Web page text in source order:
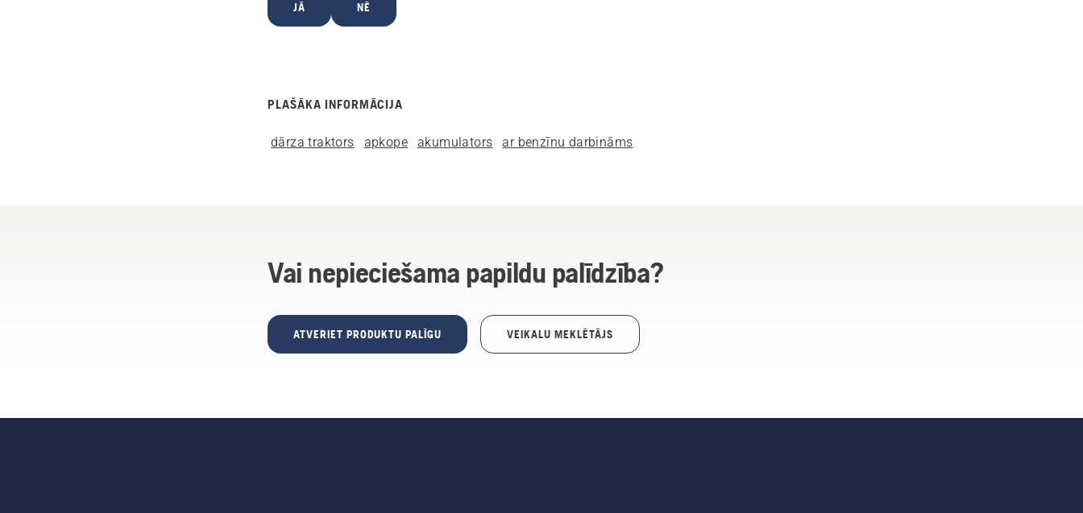
JĀ NĒ
PLAŠĀKA INFORMĀCIJA
dārza traktors apkope akumulators ar benzīnu darbināms
Vai nepieciešama papildu palīdzība?
ATVERIET PRODUKTU PALĪGU VEIKALU MEKLĒTĀJS